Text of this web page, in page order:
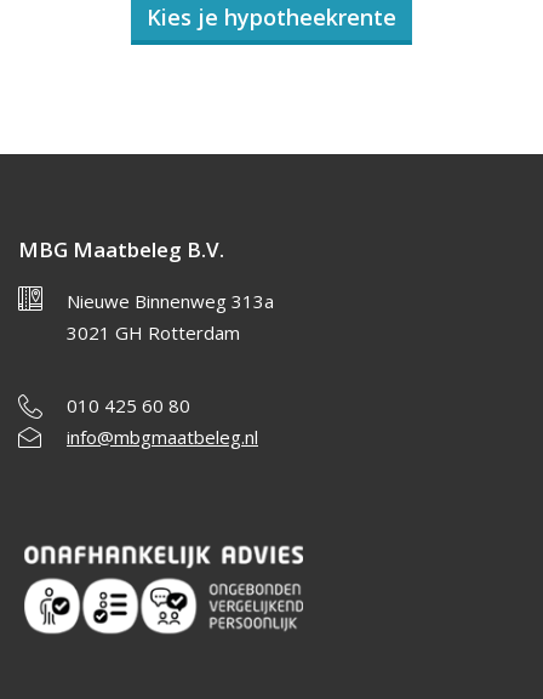
Kies je hypotheekrente
MBG Maatbeleg B.V.
Nieuwe Binnenweg 313a
3021 GH Rotterdam
010 425 60 80
info@mbgmaatbeleg.nl